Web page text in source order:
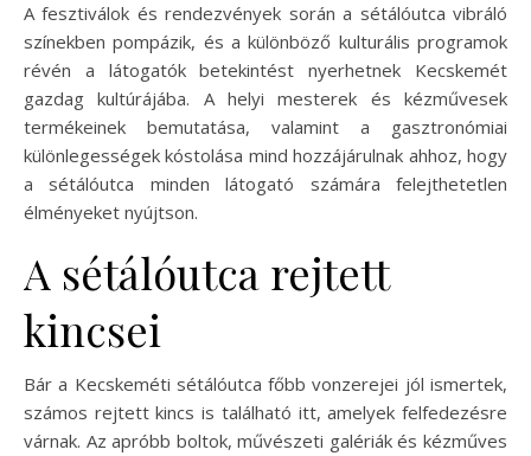
A fesztiválok és rendezvények során a sétálóutca vibráló
színekben pompázik, és a különböző kulturális programok
révén a látogatók betekintést nyerhetnek Kecskemét
gazdag kultúrájába. A helyi mesterek és kézművesek
termékeinek bemutatása, valamint a gasztronómiai
különlegességek kóstolása mind hozzájárulnak ahhoz, hogy
a sétálóutca minden látogató számára felejthetetlen
élményeket nyújtson.
A sétálóutca rejtett
kincsei
Bár a Kecskeméti sétálóutca főbb vonzerejei jól ismertek,
számos rejtett kincs is található itt, amelyek felfedezésre
várnak. Az apróbb boltok, művészeti galériák és kézműves